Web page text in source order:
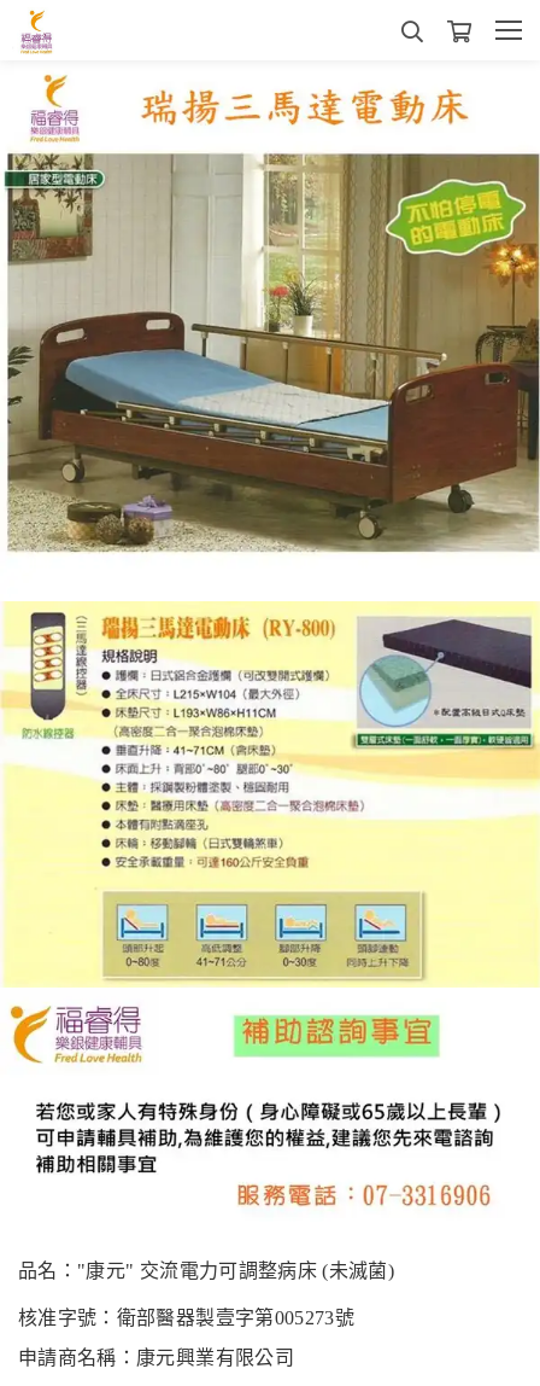
品名： "康元" 交流電力可調整病床 (未滅菌)
核准字號：衛部醫器製壹字第005273號
申請商名稱：康元興業有限公司